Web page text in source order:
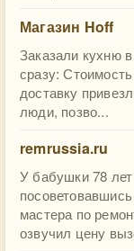
Магазин Hoff
Заказали кухню
сразу:
доставку
люди, позво...
remrussia.ru
У бабушки 78
мастера по
озвучил цену